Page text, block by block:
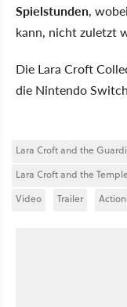
Spielstunden,
kann, nicht zuletzt
Die Lara Croft
die Nintendo
Lara Croft and the
Lara Croft and the
Video
Trailer Action